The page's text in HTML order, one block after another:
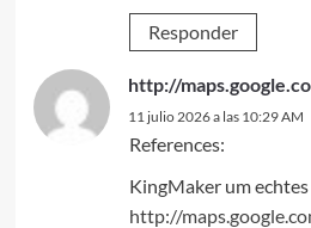
Responder
http://
11 julio 2026 a las 10:29 AM
References:
KingMaker um
http://